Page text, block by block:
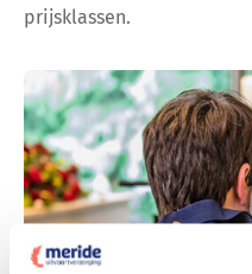
prijsklassen.
Bekijk tarieven voor crematie